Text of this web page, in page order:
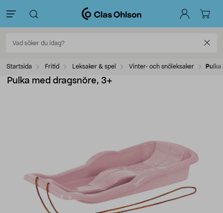
Startsida Fritid Leksaker & spel Vinter- och snöleksaker
Pulka med dragsnöre, 3+